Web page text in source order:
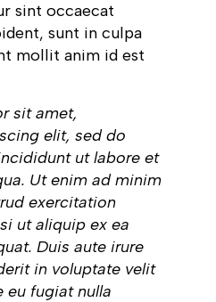
sint occaecat
sunt in culpa
mollit anim id est
sit amet,
elit, sed do
ut labore et
Ut enim ad minim
exercitation
ut aliquip ex ea
Duis aute irure
in voluptate velit
eu fugiat nulla